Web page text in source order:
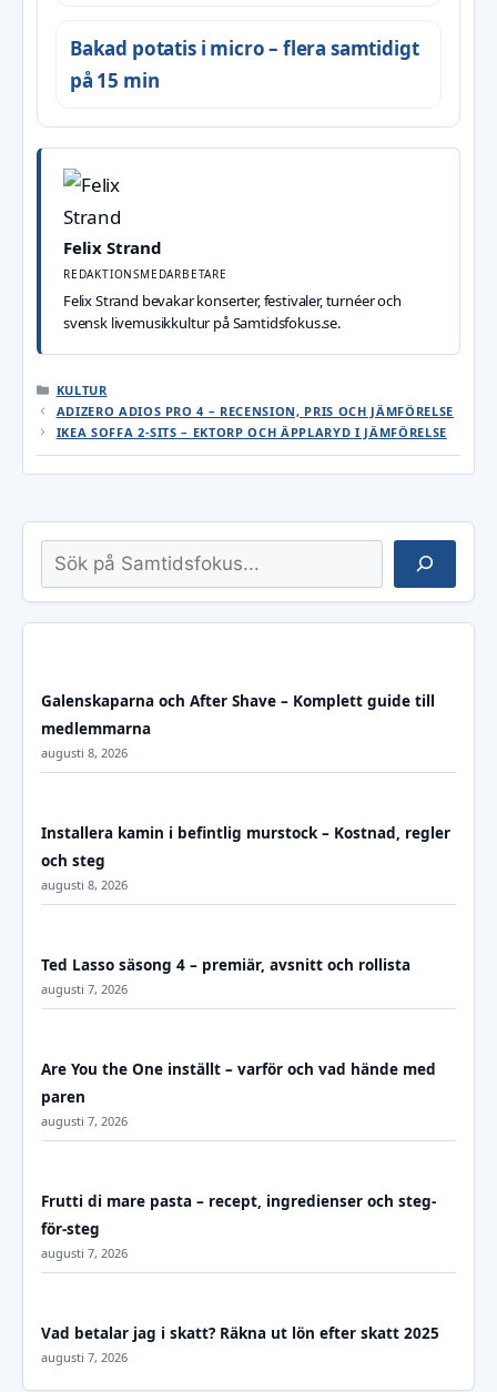
Bakad potatis i micro – flera samtidigt
på 15 min
Felix Strand
REDAKTIONSMEDARBETARE
Felix Strand bevakar konserter, festivaler, turnéer och
svensk livemusikkultur på Samtidsfokus.se.
KATEGORIER
KULTUR
ADIZERO ADIOS PRO 4 – RECENSION, PRIS OCH JÄMFÖRELSE
IKEA SOFFA 2-SITS – EKTORP OCH ÄPPLARYD I JÄMFÖRELSE
Sök
Galenskaparna och After Shave – Komplett guide till
medlemmarna
augusti 8, 2026
Installera kamin i befintlig murstock – Kostnad, regler
och steg
augusti 8, 2026
Ted Lasso säsong 4 – premiär, avsnitt och rollista
augusti 7, 2026
Are You the One inställt – varför och vad hände med
paren
augusti 7, 2026
Frutti di mare pasta – recept, ingredienser och steg-
för-steg
augusti 7, 2026
Vad betalar jag i skatt? Räkna ut lön efter skatt 2025
augusti 7, 2026